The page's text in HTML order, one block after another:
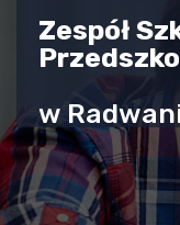
Zespół
w